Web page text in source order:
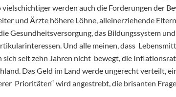
werden auch die Forderungen der
und Ärzte höhere Löhne, alleinerziehende
Gesundheitsversorgung, das Bildungssystem
Und alle meinen, dass
sich seit zehn Jahren nicht bewegt, die
Das Geld im Land werde ungerecht verteilt,
Prioritäten“ wird angestrebt, die brisanten